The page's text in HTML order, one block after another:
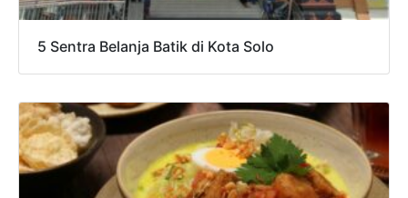
5 Sentra Belanja Batik di Kota Solo